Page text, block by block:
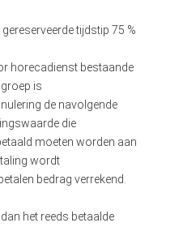
tijdstip 75 %
horecadienst bestaande
is
de navolgende
die
moeten worden aan
wordt
bedrag verrekend.
het reeds betaalde